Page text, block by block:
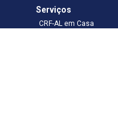
Serviços
CRF-AL em Casa